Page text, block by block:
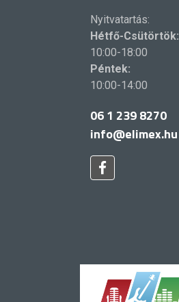
Nyitvatartás:
Hétfő-Csütörtök:
10:00-18:00
Péntek:
10:00-14:00
06 1 239 8270
info@elimex.hu